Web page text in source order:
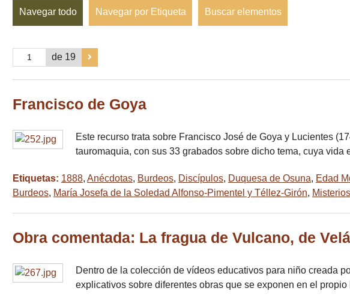
Navegar todo Navegar por Etiqueta Buscar elementos
de 19
Francisco de Goya
Este recurso trata sobre Francisco José de Goya y Lucientes​
tauromaquia, con sus 33 grabados sobre dicho tema, cuya
Etiquetas: 1888, Anécdotas, Burdeos, Discípulos, Duquesa de Osuna, Edad
Burdeos, María Josefa de la Soledad Alfonso-Pimentel y Téllez-Girón, Misterios
Obra comentada: La fragua de Vulcano, de
Dentro de la colección de vídeos educativos para niño creada
explicativos sobre diferentes obras que se exponen en el